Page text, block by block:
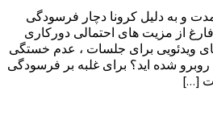
مدت و به دلیل کرونا دچار فرسودگی
فارغ از مزیت های احتمالی دورکاری
ویدئویی برای جلسات ، عدم خستگی
شده اید؟ برای غلبه بر فرسودگی
[…]